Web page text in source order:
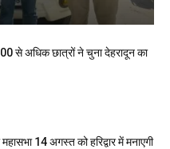
से अधिक छात्रों ने चुना देहरादून का
14 अगस्त को हरिद्वार में मनाएगी